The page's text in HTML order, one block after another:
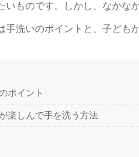
いものです。しかし、なかな
手洗いのポイントと、子ども
ポイント
楽しんで手を洗う方法